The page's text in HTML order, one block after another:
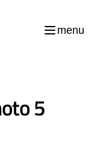
menu
5